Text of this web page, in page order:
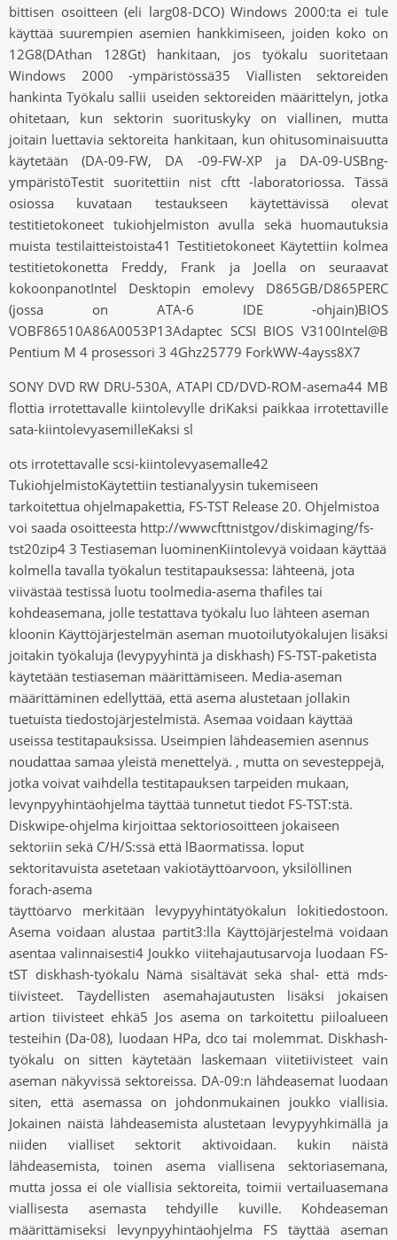
bittisen osoitteen (eli larg08-DCO) Windows 2000:ta ei tule
käyttää suurempien asemien hankkimiseen, joiden koko on
12G8(DAthan 128Gt) hankitaan, jos työkalu suoritetaan
Windows 2000 -ympäristössä35 Viallisten sektoreiden
hankinta Työkalu sallii useiden sektoreiden määrittelyn, jotka
ohitetaan, kun sektorin suorituskyky on viallinen, mutta
joitain luettavia sektoreita hankitaan, kun ohitusominaisuutta
käytetään (DA-09-FW, DA -09-FW-XP ja DA-09-USBng-
ympäristöTestit suoritettiin nist cftt -laboratoriossa. Tässä
osiossa kuvataan testaukseen käytettävissä olevat
testitietokoneet tukiohjelmiston avulla sekä huomautuksia
muista testilaitteistoista41 Testitietokoneet Käytettiin kolmea
testitietokonetta Freddy, Frank ja Joella on seuraavat
kokoonpanotIntel Desktopin emolevy D865GB/D865PERC
(jossa on ATA-6 IDE -ohjain)BIOS
VOBF86510A86A0053P13Adaptec SCSI BIOS V3100Intel@B
Pentium M 4 prosessori 3 4Ghz25779 ForkWW-4ayss8X7
SONY DVD RW DRU-530A, ATAPI CD/DVD-ROM-asema44 MB
flottia irrotettavalle kiintolevylle driKaksi paikkaa irrotettaville
sata-kiintolevyasemilleKaksi sl
ots irrotettavalle scsi-kiintolevyasemalle42
TukiohjelmistoKäytettiin testianalyysin tukemiseen
tarkoitettua ohjelmapakettia, FS-TST Release 20. Ohjelmistoa
voi saada osoitteesta http://wwwcfttnistgov/diskimaging/fs-
tst20zip4 3 Testiaseman luominenKiintolevyä voidaan käyttää
kolmella tavalla työkalun testitapauksessa: lähteenä, jota
viivästää testissä luotu toolmedia-asema thafiles tai
kohdeasemana, jolle testattava työkalu luo lähteen aseman
kloonin Käyttöjärjestelmän aseman muotoilutyökalujen lisäksi
joitakin työkaluja (levypyyhintä ja diskhash) FS-TST-paketista
käytetään testiaseman määrittämiseen. Media-aseman
määrittäminen edellyttää, että asema alustetaan jollakin
tuetuista tiedostojärjestelmistä. Asemaa voidaan käyttää
useissa testitapauksissa. Useimpien lähdeasemien asennus
noudattaa samaa yleistä menettelyä. , mutta on sevesteppejä,
jotka voivat vaihdella testitapauksen tarpeiden mukaan,
levynpyyhintäohjelma täyttää tunnetut tiedot FS-TST:stä.
Diskwipe-ohjelma kirjoittaa sektoriosoitteen jokaiseen
sektoriin sekä C/H/S:ssä että lBaormatissa. loput
sektoritavuista asetetaan vakiotäyttöarvoon, yksilöllinen
forach-asema
täyttöarvo merkitään levypyyhintätyökalun lokitiedostoon.
Asema voidaan alustaa partit3:lla Käyttöjärjestelmä voidaan
asentaa valinnaisesti4 Joukko viitehajautusarvoja luodaan FS-
tST diskhash-työkalu Nämä sisältävät sekä shal- että mds-
tiivisteet. Täydellisten asemahajautusten lisäksi jokaisen
artion tiivisteet ehkä5 Jos asema on tarkoitettu piiloalueen
testeihin (Da-08), luodaan HPa, dco tai molemmat. Diskhash-
työkalu on sitten käytetään laskemaan viitetiivisteet vain
aseman näkyvissä sektoreissa. DA-09:n lähdeasemat luodaan
siten, että asemassa on johdonmukainen joukko viallisia.
Jokainen näistä lähdeasemista alustetaan levypyyhkimällä ja
niiden vialliset sektorit aktivoidaan. kukin näistä
lähdeasemista, toinen asema viallisena sektoriasemana,
mutta jossa ei ole viallisia sektoreita, toimii vertailuasemana
viallisesta asemasta tehdyille kuville. Kohdeaseman
määrittämiseksi levynpyyhintäohjelma FS täyttää aseman